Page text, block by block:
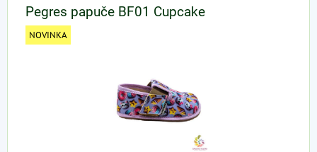
Pegres papuče BF01 Cupcake
NOVINKA